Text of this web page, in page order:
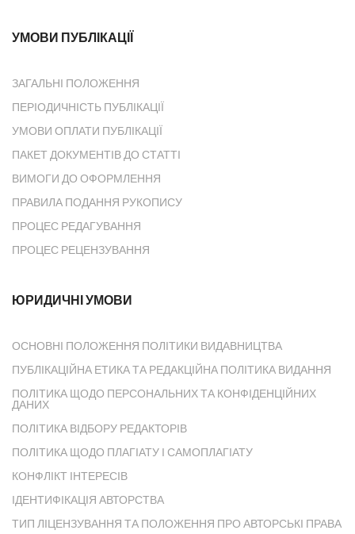
УМОВИ ПУБЛІКАЦІЇ
ЗАГАЛЬНІ ПОЛОЖЕННЯ
ПЕРІОДИЧНІСТЬ ПУБЛІКАЦІЇ
УМОВИ ОПЛАТИ ПУБЛІКАЦІЇ
ПАКЕТ ДОКУМЕНТІВ ДО СТАТТІ
ВИМОГИ ДО ОФОРМЛЕННЯ
ПРАВИЛА ПОДАННЯ РУКОПИСУ
ПРОЦЕС РЕДАГУВАННЯ
ПРОЦЕС РЕЦЕНЗУВАННЯ
ЮРИДИЧНІ УМОВИ
ОСНОВНІ ПОЛОЖЕННЯ ПОЛІТИКИ ВИДАВНИЦТВА
ПУБЛІКАЦІЙНА ЕТИКА ТА РЕДАКЦІЙНА ПОЛІТИКА ВИДАННЯ
ПОЛІТИКА ЩОДО ПЕРСОНАЛЬНИХ ТА КОНФІДЕНЦІЙНИХ
ДАНИХ
ПОЛІТИКА ВІДБОРУ РЕДАКТОРІВ
ПОЛІТИКА ЩОДО ПЛАГІАТУ І САМОПЛАГІАТУ
КОНФЛІКТ ІНТЕРЕСІВ
ІДЕНТИФІКАЦІЯ АВТОРСТВА
ТИП ЛІЦЕНЗУВАННЯ ТА ПОЛОЖЕННЯ ПРО АВТОРСЬКІ ПРАВА